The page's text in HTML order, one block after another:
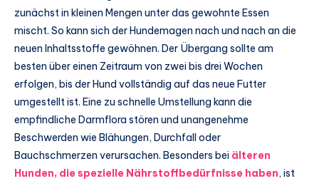
zunächst in kleinen Mengen unter das gewohnte Essen
mischt. So kann sich der Hundemagen nach und nach an die
neuen Inhaltsstoffe gewöhnen. Der Übergang sollte am
besten über einen Zeitraum von zwei bis drei Wochen
erfolgen, bis der Hund vollständig auf das neue Futter
umgestellt ist. Eine zu schnelle Umstellung kann die
empfindliche Darmflora stören und unangenehme
Beschwerden wie Blähungen, Durchfall oder
Bauchschmerzen verursachen. Besonders bei älteren
Hunden, die spezielle Nährstoffbedürfnisse haben, ist